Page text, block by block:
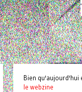
Bien qu'aujourd'hui
le webzine